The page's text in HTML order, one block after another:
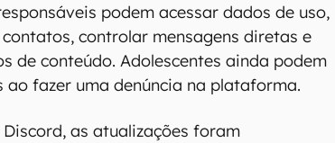
podem acessar dados de uso,
controlar mensagens diretas e
de conteúdo. Adolescentes ainda podem
ao fazer uma denúncia na plataforma.
Discord, as atualizações foram